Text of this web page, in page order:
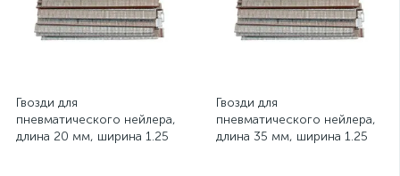
Гвозди для
пневматического нейлера,
длина 20 мм, ширина 1.25
Гвозди для
пневматического нейлера,
длина 35 мм, ширина 1.25